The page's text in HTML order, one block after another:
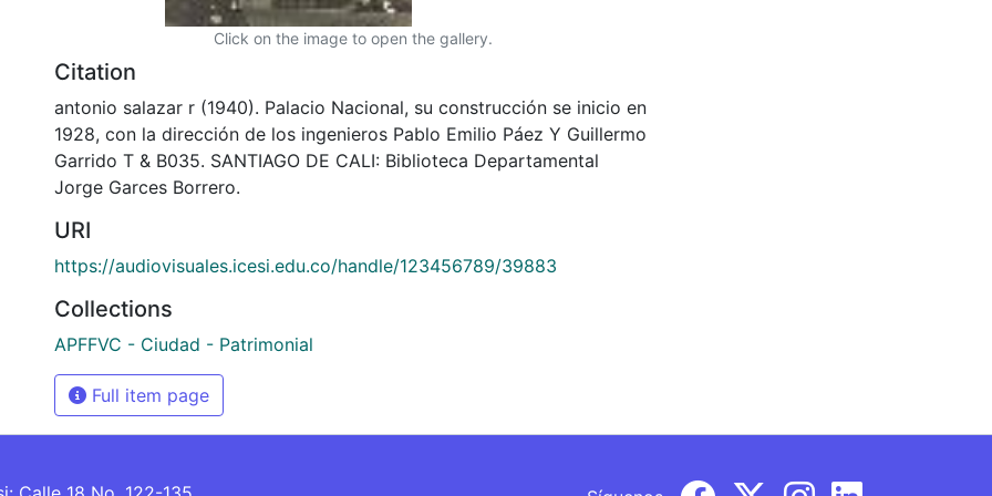
Click on the image to open the gallery.
Citation
antonio salazar r (1940). Palacio Nacional, su construcción se inicio en
1928, con la dirección de los ingenieros Pablo Emilio Páez Y Guillermo
Garrido T & B035. SANTIAGO DE CALI: Biblioteca Departamental
Jorge Garces Borrero.
URI
https://audiovisuales.icesi.edu.co/handle/123456789/39883
Collections
APFFVC - Ciudad - Patrimonial
Full item page